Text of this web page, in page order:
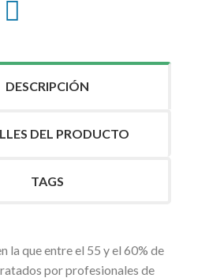
DESCRIPCIÓN
DEL PRODUCTO
TAGS
la que entre el 55 y el 60% de
por profesionales de